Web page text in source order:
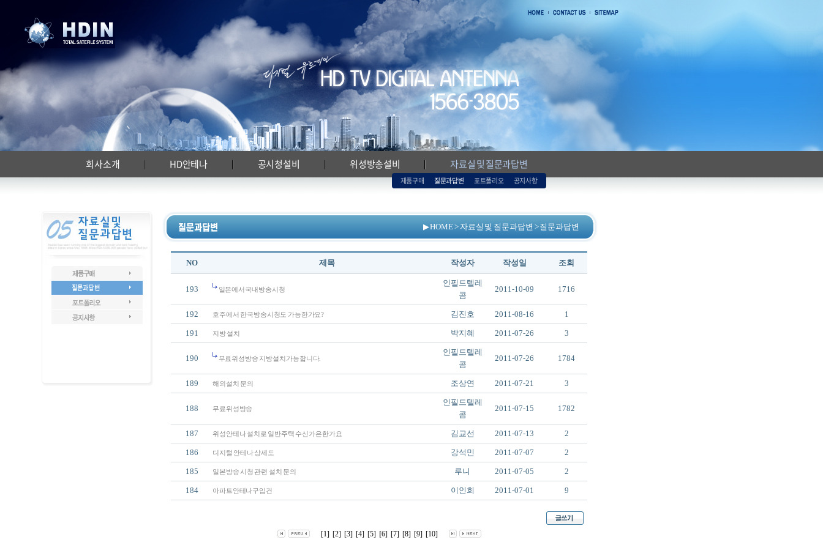
회사소개 HD안테나 공시청설비 위성방송설비 자료실 및 질문과답변
제품구매 질문과답변 포트폴리오 공지사항
▶ HOME > 자료실 및 질문과답변 > 질문과답변
NO 제목 작성자 작성일 조회
193 일본에서국내방송시청
인필드텔레
콤
2011-10-09 1716
192 호주에서 한국방송시청도 가능한가요? 김진호 2011-08-16 1
191 지방 설치 박지혜 2011-07-26 3
190 무료위성방송 지방설치가능합니다.
인필드텔레
콤
2011-07-26 1784
189 해외설치 문의 조상연 2011-07-21 3
188 무료위성방송
인필드텔레
콤
2011-07-15 1782
187 위성안테나 설치로 일반주택 수신가은한가요 김교선 2011-07-13 2
186 디지털 안테나 상세도 강석민 2011-07-07 2
185 일본방송 시청 관련 설치 문의 루니 2011-07-05 2
184 아파트안테나구입건 이인희 2011-07-01 9
[1] [2] [3] [4] [5] [6] [7] [8] [9] [10]